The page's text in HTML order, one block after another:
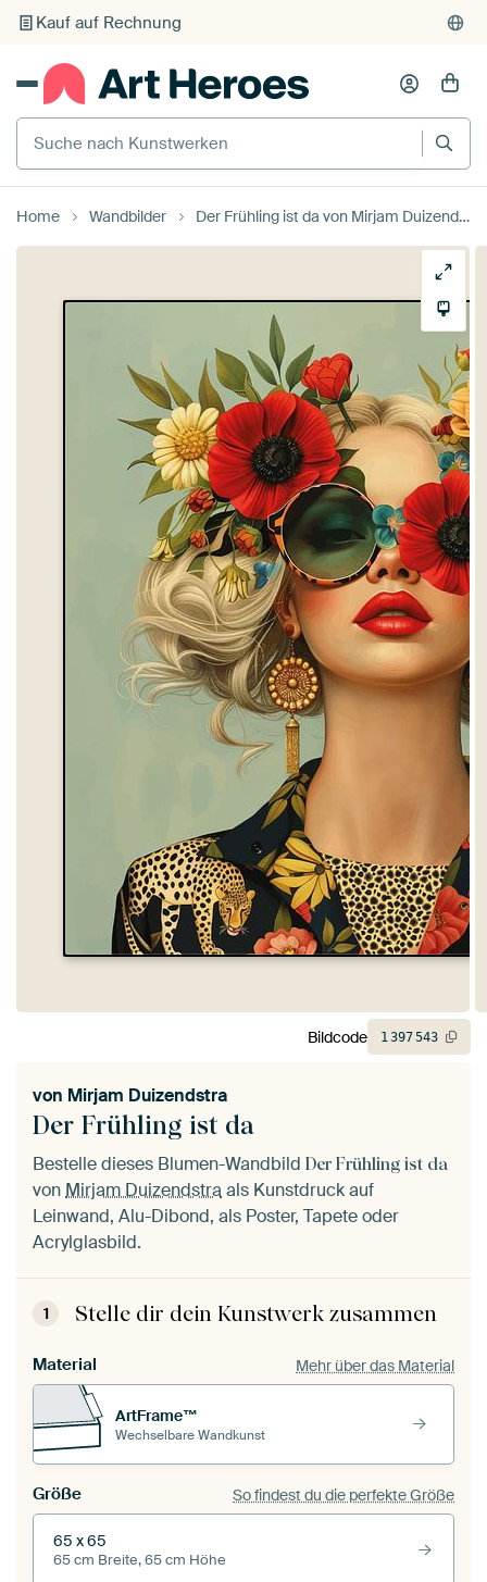
Individueller Druck auf Bestellung
Suche nach Kunstwerken
Home Wandbilder Der Frühling ist da von Mirjam Duizendstra
Der Frühling ist da
von Mirjam Duizendstra
Bestelle dieses Blumen-Wandbild Der Frühling ist da
vonMirjam Duizendstraals Kunstdruck auf
Leinwand, Alu-Dibond, als Poster, Tapete oder
Acrylglasbild.
1 Stelle dir dein Kunstwerk zusammen
Material Mehr über das Material
ArtFrame™
Wechselbare Wandkunst
Größe So findest du die perfekte Größe
65 x 65
65 cm Breite, 65 cm Höhe
Bildcode 1397543